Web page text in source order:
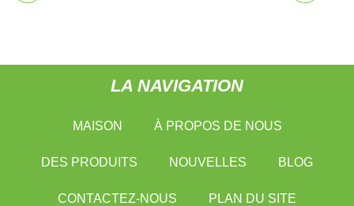
LA NAVIGATION
MAISON À PROPOS DE NOUS
DES PRODUITS NOUVELLES BLOG
CONTACTEZ-NOUS PLAN DU SITE